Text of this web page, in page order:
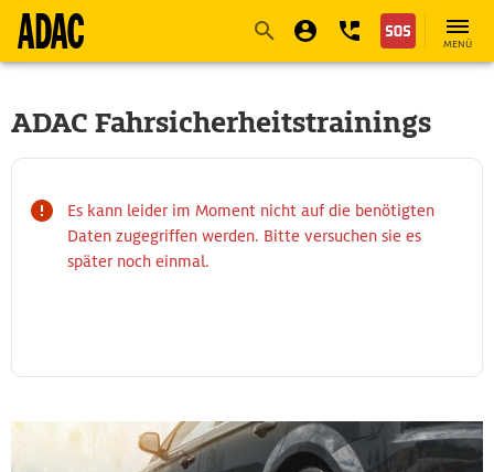
NavigationSuche
MENÜ
ADAC Fahrsicherheitstrainings
Es kann leider im Moment nicht auf die benötigten
Daten zugegriffen werden. Bitte versuchen sie es
später noch einmal.